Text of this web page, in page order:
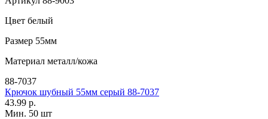
Цвет белый
Размер 55мм
Материал металл/кожа
88-7037
Крючок шубный 55мм серый 88-7037
43.99 р.
Мин. 50 шт